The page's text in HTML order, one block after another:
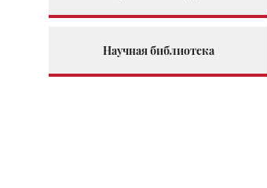
Научная библиотека